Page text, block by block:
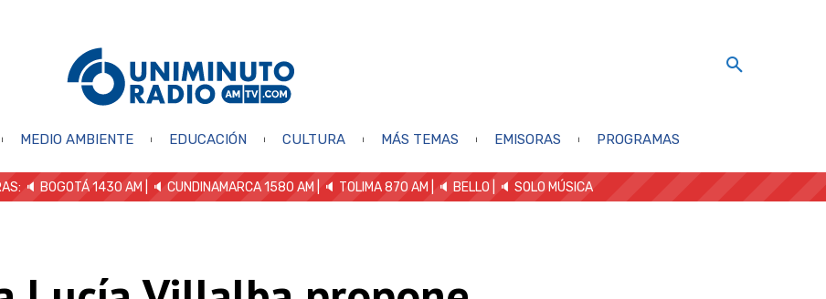
MEDIO AMBIENTE EDUCACIÓN CULTURA MÁS TEMAS EMISORAS PROGRAMAS
🔈 BOGOTÁ 1430 AM | 🔈 CUNDINAMARCA 1580 AM | 🔈 TOLIMA 870 AM | 🔈 BELLO 🔈 SOLO MÚSICA